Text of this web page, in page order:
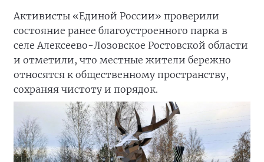
Активисты «Единой России» проверили
состояние ранее благоустроенного парка в
селе Алексеево-Лозовское Ростовской области
и отметили, что местные жители бережно
относятся к общественному пространству,
сохраняя чистоту и порядок.